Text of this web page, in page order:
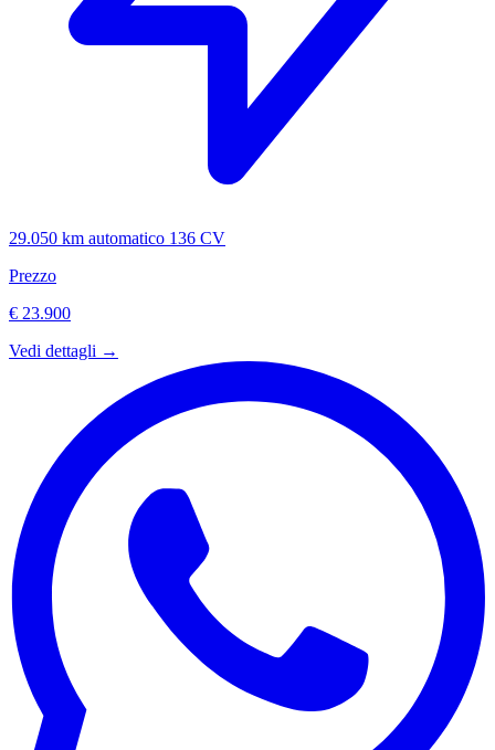
29.050 km automatico 136 CV
Prezzo
€ 23.900
Vedi dettagli →